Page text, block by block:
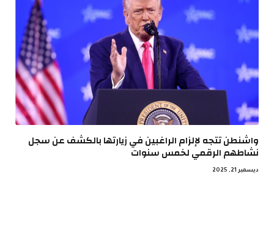
واشنطن تتجه لإلزام الراغبين في زيارتها بالكشف عن سجل
نشاطهم الرقمي لخمس سنوات
ديسمبر 21, 2025